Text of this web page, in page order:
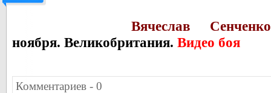
Вячеслав
ноября. Великобритания. Видео боя
Комментариев - 0